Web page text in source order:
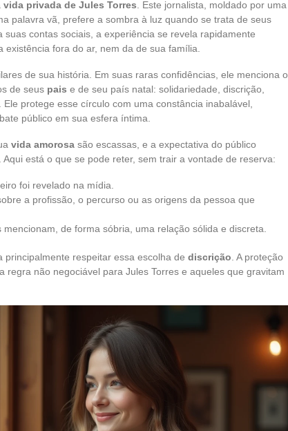
vida privada de Jules Torres . Este jornalista, moldado por uma
palavra vã, prefere a sombra à luz quando se trata de seus
contas sociais, a experiência se revela rapidamente
fora do ar, nem da de sua família.
de sua história. Em suas raras confidências, ele menciona o
de seus pais e de seu país natal: solidariedade, discrição,
protege esse círculo com uma constância inabalável,
público em sua esfera íntima.
vida amorosa são escassas, e a expectativa do público
está o que se pode reter, sem trair a vontade de reserva:
foi revelado na mídia.
a profissão, o percurso ou as origens da pessoa que
de forma sóbria, uma relação sólida e discreta.
respeitar essa escolha de discrição . A proteção
regra não negociável para Jules Torres e aqueles que gravitam